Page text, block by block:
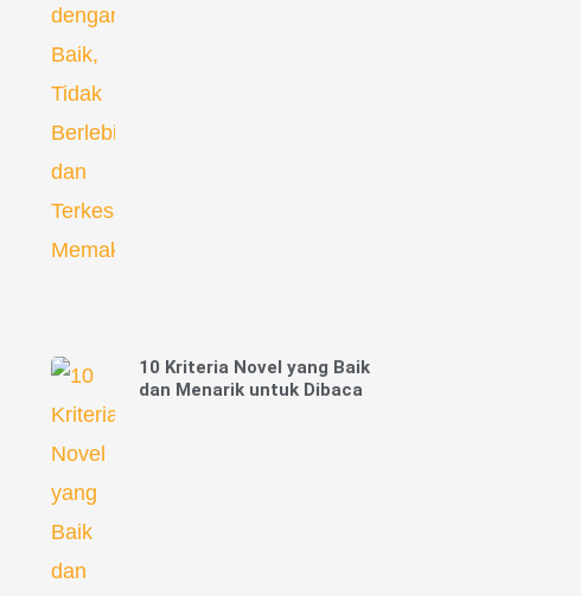
10 Kriteria Novel yang Baik
dan Menarik untuk Dibaca